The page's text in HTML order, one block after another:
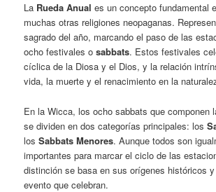
La Rueda Anual es un concepto fundamental
muchas otras religiones neopaganas.
sagrado del año, marcando el paso de las
ocho festivales osabbats. Estos festivales
cíclica de la Diosa y el Dios, y la relación
vida, la muerte y el renacimiento en la
En la Wicca, los ocho sabbats que componen
se dividen en dos categorías principales: los
losSabbats Menores. Aunque todos son
importantes para marcar el ciclo de las
distinción se basa en sus orígenes históricos
evento que celebran.